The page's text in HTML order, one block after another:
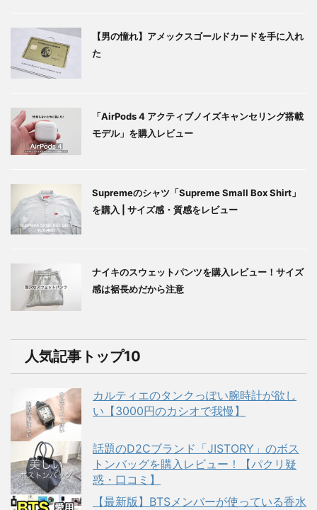
【男の憧れ】アメックスゴールドカードを手に入れ
た
「AirPods 4 アクティブノイズキャンセリング搭載
モデル」を購入レビュー
Supremeのシャツ「Supreme Small Box Shirt」
を購入 | サイズ感・質感をレビュー
ナイキのスウェットパンツを購入レビュー！サイズ
感は裾長めだから注意
人気記事トップ10
カルティエのタンクっぽい腕時計が欲し
い【3000円のカシオで我慢】
話題のD2Cブランド「JISTORY」のボス
トンバッグを購入レビュー！【パクリ疑
惑・口コミ】
【最新版】BTSメンバーが使っている香水